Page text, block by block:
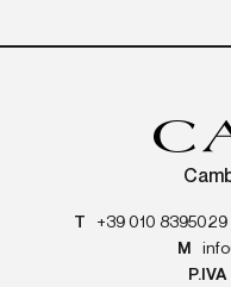
T +39 010 8395029
M
P.IVA